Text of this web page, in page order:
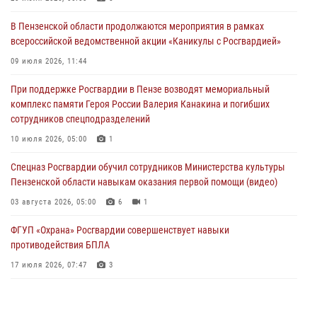
В Пензе при силовой поддержке Росгвардии пресечена
деятельность ОПГ, маскировавшейся под реабилитационный центр
04 августа 2026, 07:05
В Управлении Росгвардии по Пензенской области подвели итоги
работы за первое полугодие 2026 года
В Пензенской области продолжаются мероприятия в рамках
всероссийской ведомственной акции «Каникулы с Росгвардией»
09 июля 2026, 11:44
При поддержке Росгвардии в Пензе возводят мемориальный
комплекс памяти Героя России Валерия Канакина и погибших
сотрудников спецподразделений
10 июля 2026, 05:00 1
Спецназ Росгвардии обучил сотрудников Министерства культуры
Пензенской области навыкам оказания первой помощи (видео)
03 августа 2026, 05:00 6 1
ФГУП «Охрана» Росгвардии совершенствует навыки
противодействия БПЛА
17 июля 2026, 07:47 3